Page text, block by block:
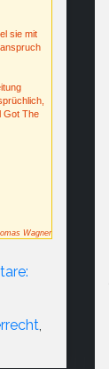
sie mit
Got The
Wagner